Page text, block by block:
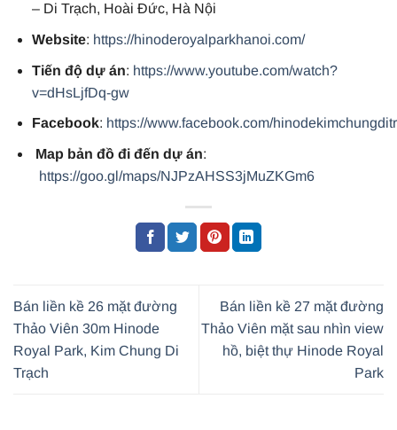
– Di Trạch, Hoài Đức, Hà Nội
Website: https://hinoderoyalparkhanoi.com/
Tiến độ dự án: https://www.youtube.com/watch?
v=dHsLjfDq-gw
Facebook: https://www.facebook.com/
Map bản đồ đi đến dự án:
https://goo.gl/maps/NJPzAHSS3jMuZKGm6
Bán liền kề 26 mặt đường
Thảo Viên 30m Hinode
Royal Park, Kim Chung Di
Trạch
Bán liền kề 27 mặt đường
Thảo Viên mặt sau nhìn view
hồ, biệt thự Hinode Royal
Park